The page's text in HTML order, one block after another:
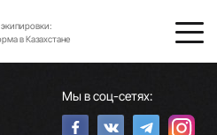
в Казахстане
Мы в соц-сетях: